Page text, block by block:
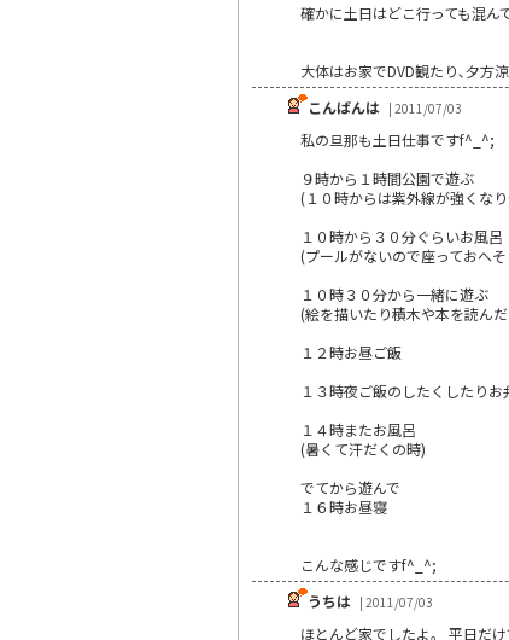
確かに土日はどこ行っても混ん
大体はお家でDVD観たり､夕方
こんばんは | 2011/07/03
私の旦那も土日仕事ですf^_^;
９時から１時間公園で遊ぶ
(１０時からは紫外線が強くな
１０時から３０分ぐらいお風呂
(プールがないので座っておへ
１０時３０分から一緒に遊ぶ
(絵を描いたり積木や本を読ん
１２時お昼ご飯
１３時夜ご飯のしたくしたり
１４時またお風呂
(暑くて汗だくの時)
でてから遊んで
１６時お昼寝
こんな感じですf^_^;
うちは | 2011/07/03
ほとんど家でしたよ。 平日だ